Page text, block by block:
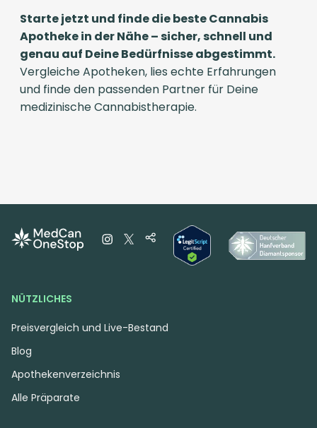
Starte jetzt und finde die beste Cannabis
Apotheke in der Nähe – sicher, schnell und
genau auf Deine Bedürfnisse abgestimmt.
Vergleiche Apotheken, lies echte Erfahrungen
und finde den passenden Partner für Deine
medizinische Cannabistherapie.
NÜTZLICHES
Preisvergleich und Live-Bestand
Blog
Apothekenverzeichnis
Alle Präparate